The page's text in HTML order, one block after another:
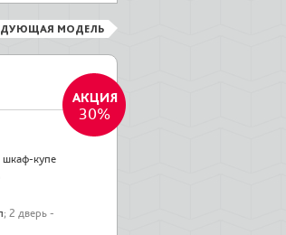
МОДЕЛЬ
шкаф-купе
; 2 дверь -
30%